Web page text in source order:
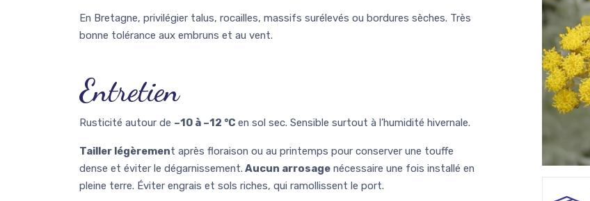
En Bretagne, privilégier talus, rocailles, massifs surélevés ou bordures sèches. Très
bonne tolérance aux embruns et au vent.
Entretien
Rusticité autour de –10 à –12 °C en sol sec. Sensible surtout à l’humidité hivernale.
Tailler légèrement après floraison ou au printemps pour conserver une touffe
dense et éviter le dégarnissement. Aucun arrosage nécessaire une fois installé en
pleine terre. Éviter engrais et sols riches, qui ramollissent le port.